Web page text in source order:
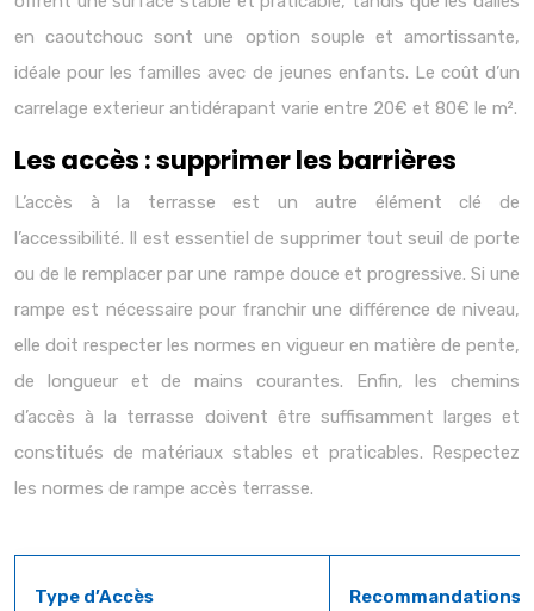
en caoutchouc sont une option souple et amortissante,
idéale pour les familles avec de jeunes enfants. Le coût d’un
carrelage exterieur antidérapant varie entre 20€ et 80€ le m².
Les accès : supprimer les barrières
L’accès à la terrasse est un autre élément clé de
l’accessibilité. Il est essentiel de supprimer tout seuil de porte
ou de le remplacer par une rampe douce et progressive. Si une
rampe est nécessaire pour franchir une différence de niveau,
elle doit respecter les normes en vigueur en matière de pente,
de longueur et de mains courantes. Enfin, les chemins
d’accès à la terrasse doivent être suffisamment larges et
constitués de matériaux stables et praticables. Respectez
les normes de rampe accès terrasse.
Type d’Accès Recommandations